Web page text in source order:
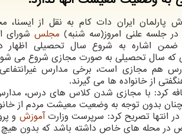
پارلمان ایران دات کام به نقل از
جلسه علنی امروز(سه شنبه) مجلس شورای
ضمن اشاره به شروع سال تحصیلی اظهار
که سال تحصیلی به صورت مجازی شروع می
هم مجازی است، برخی مدارس
از خانواده ها می گیرند.
کرد: با مجازی شدن کلاس های درس، مدارس
بدون توجه به وضعیت معیشت مردم از
انتها تصریح کرد: سرپرست وزارتآموزش و
در محله های خاص داشته باشد که بدون